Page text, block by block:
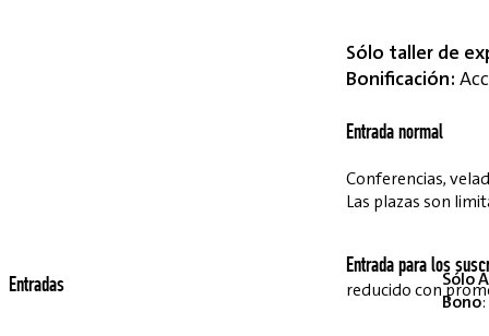
Sólo taller de
Bonificación:
Entrada normal
Conferencias,
Las plazas son
Entrada para los
reducido con
Entradas
Sólo
Bono: